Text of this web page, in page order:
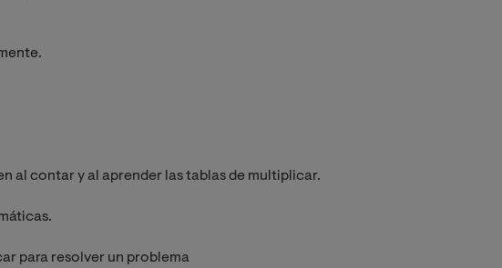
al contar y al aprender las tablas de multiplicar.
para resolver un problema